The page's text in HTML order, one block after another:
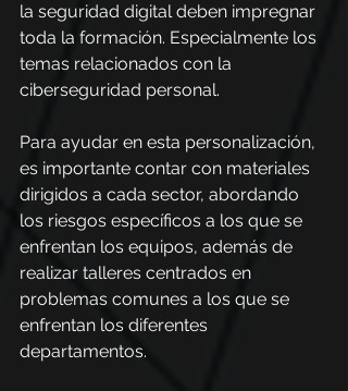
la seguridad digital deben impregnar
toda la formación. Especialmente los
temas relacionados con la
ciberseguridad personal.
Para ayudar en esta personalización,
es importante contar con materiales
dirigidos a cada sector, abordando
los riesgos específicos a los que se
enfrentan los equipos, además de
realizar talleres centrados en
problemas comunes a los que se
enfrentan los diferentes
departamentos.